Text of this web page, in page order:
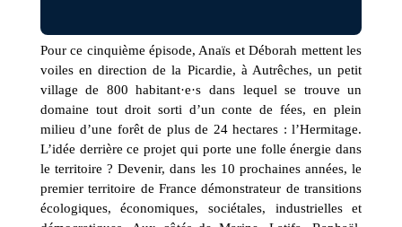
Pour ce cinquième épisode, Anaïs et Déborah mettent les
voiles en direction de la Picardie, à Autrêches, un petit
village de 800 habitant·e·s dans lequel se trouve un
domaine tout droit sorti d’un conte de fées, en plein
milieu d’une forêt de plus de 24 hectares : l’Hermitage.
L’idée derrière ce projet qui porte une folle énergie dans
le territoire ? Devenir, dans les 10 prochaines années, le
premier territoire de France démonstrateur de transitions
écologiques, économiques, sociétales, industrielles et